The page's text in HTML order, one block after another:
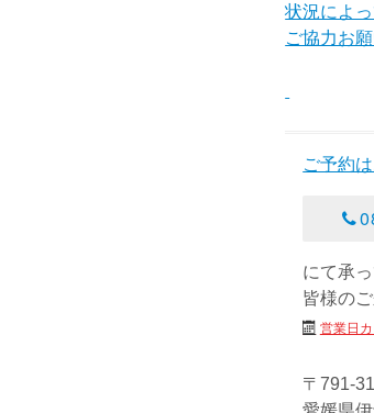
状況によ
ご協力お
ご予約は
にて承
皆様の
営業日
〒791-